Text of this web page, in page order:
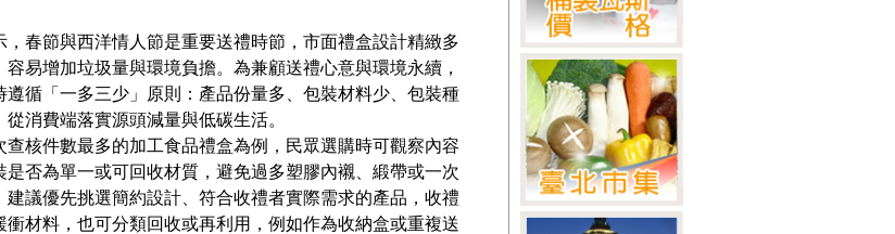
，春節與西洋情人節是重要送禮時節，市面禮盒設計精緻多
易增加垃圾量與環境負擔。為兼顧送禮心意與環境永續，
遵循「一多三少」原則：產品份量多、包裝材料少、包裝種
消費端落實源頭減量與低碳生活。
查核件數最多的加工食品禮盒為例，民眾選購時可觀察內容
是否為單一或可回收材質，避免過多塑膠內襯、緞帶或一次
建議優先挑選簡約設計、符合收禮者實際需求的產品，收禮
衝材料，也可分類回收或再利用，例如作為收納盒或重複送